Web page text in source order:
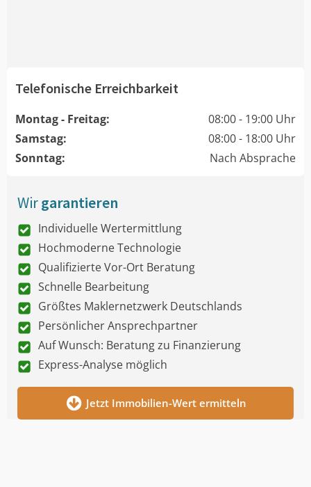
Telefonische Erreichbarkeit
Montag - Freitag:
08:00 - 19:00 Uhr
Samstag:
08:00 - 18:00 Uhr
Sonntag:
Nach Absprache
Wirgarantieren
Individuelle Wertermittlung
Hochmoderne Technologie
Qualifizierte Vor-Ort Beratung
Schnelle Bearbeitung
Größtes Maklernetzwerk Deutschlands
Persönlicher Ansprechpartner
Auf Wunsch: Beratung zu Finanzierung
Express-Analyse möglich
Jetzt Immobilien-Wert ermitteln